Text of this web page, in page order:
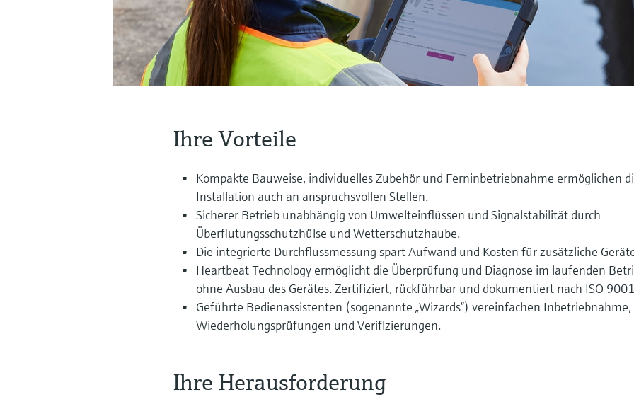
Ihre Vorteile
Kompakte Bauweise, individuelles Zubehör und Ferninbetriebnahme ermöglichen
Installation auch an anspruchsvollen Stellen.
Sicherer Betrieb unabhängig von Umwelteinflüssen und Signalstabilität durch
Überflutungsschutzhülse und Wetterschutzhaube.
Die integrierte Durchflussmessung spart Aufwand und Kosten für zusätzliche
Heartbeat Technology ermöglicht die Überprüfung und Diagnose im laufenden
ohne Ausbau des Gerätes. Zertifiziert, rückführbar und dokumentiert nach ISO
Geführte Bedienassistenten (sogenannte „Wizards“) vereinfachen Inbetriebnahme,
Wiederholungsprüfungen und Verifizierungen.
Ihre Herausforderung